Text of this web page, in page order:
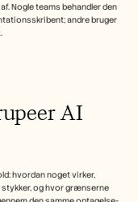
Nogle teams behandler den
andre bruger
AI
hvordan noget virker,
stykker, og hvor grænserne